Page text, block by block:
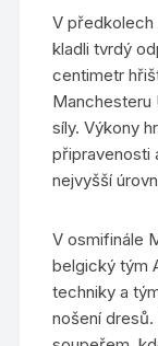
V předkolech
kladli tvrdý
centimetr
Manchesteru
síly. Výkony
připravenosti
nejvyšší
V osmifinále
belgický tým
techniky a
nošení